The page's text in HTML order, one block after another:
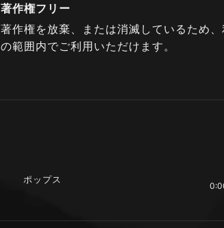
著作権フリー
著作権を放棄、または消滅しているため
の範囲内でご利用いただけます。
ポップス